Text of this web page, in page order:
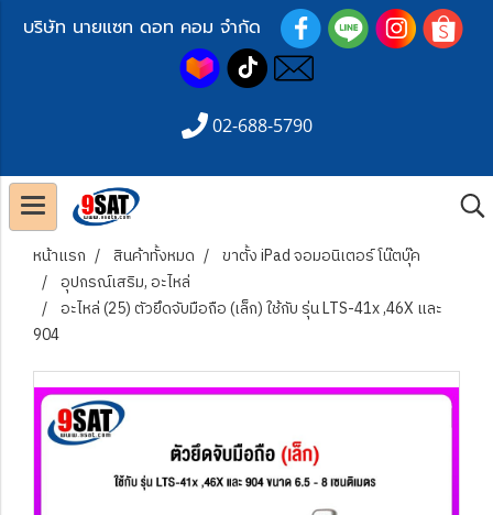
บริษัท นายแซท ดอท คอม จำกัด
02-688-5790
หน้าแรก สินค้าทั้งหมด
ขาตั้ง iPad จอมอนิเตอร์ โน๊ตบุ๊ค
อุปกรณ์เสริม, อะไหล่
อะไหล่ (25) ตัวยึดจับมือถือ (เล็ก) ใช้กับ รุ่น LTS-41x ,46X และ
904